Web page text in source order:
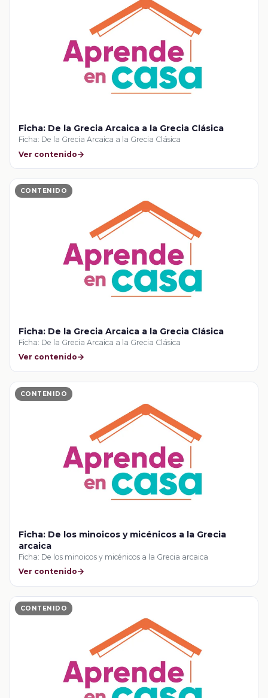
Ficha: De la Grecia Arcaica a la Grecia Clásica
Ficha: De la Grecia Arcaica a la Grecia Clásica
Ver contenido
CONTENIDO
Ficha: De la Grecia Arcaica a la Grecia Clásica
Ficha: De la Grecia Arcaica a la Grecia Clásica
Ver contenido
CONTENIDO
Ficha: De los minoicos y micénicos a la Grecia
arcaica
Ficha: De los minoicos y micénicos a la Grecia arcaica
Ver contenido
CONTENIDO